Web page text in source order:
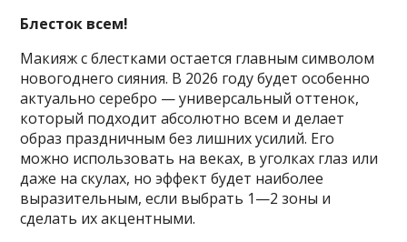
Блесток всем!
Макияж с блестками остается главным символом
новогоднего сияния. В 2026 году будет особенно
актуально серебро — универсальный оттенок,
который подходит абсолютно всем и делает
образ праздничным без лишних усилий. Его
можно использовать на веках, в уголках глаз или
даже на скулах, но эффект будет наиболее
выразительным, если выбрать 1—2 зоны и
сделать их акцентными.